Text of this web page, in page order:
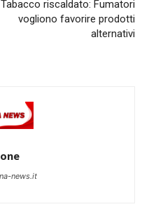
Tabacco riscaldato: Fumatori
vogliono favorire prodotti
alternativi
news.it